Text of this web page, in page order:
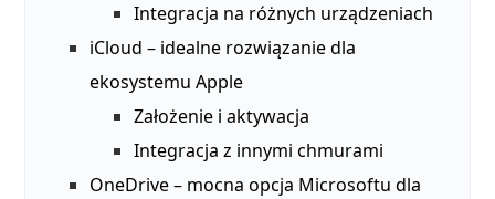
Integracja na różnych urządzeniach
iCloud – idealne rozwiązanie dla
ekosystemu Apple
Założenie i aktywacja
Integracja z innymi chmurami
OneDrive – mocna opcja Microsoftu dla